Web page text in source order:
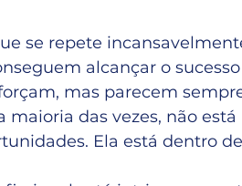
se repete
alcançar o
mas parecem
das vezes, não está
Ela está dentro